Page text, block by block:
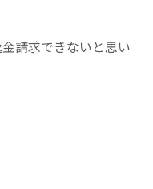
請求できないと思い